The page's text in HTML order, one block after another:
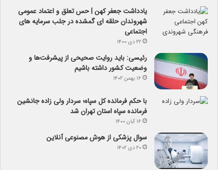
یادداشت جعفر کهن | حس تعلق و اعتماد عمومی
شهروندان حلقه ای گمشده در جلب سرمایه های
اجتماعی
۲۲ دی ۱۴۰۰
رئیسی: باید روایت صحیحی از پیشرفت‌ها و
وضعیت کشور داشته باشیم
۱۶ بهمن ۱۴۰۲
با حکم فرمانده کل سپاه؛ سردار ولی زاده جانشین
فرمانده سپاه استان تهران شد
۱۶ آبان ۱۴۰۰
سوال پزشکی از هوش مصنوعی آنلاین
۲۰ دی ۱۴۰۲